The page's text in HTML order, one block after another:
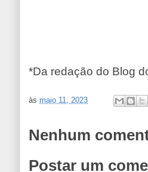
*Da redação do Blog
às maio 11, 2023
Nenhum
Postar um